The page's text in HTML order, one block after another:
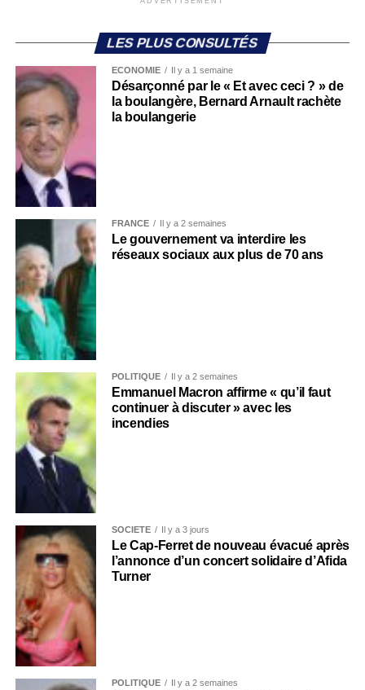
LES PLUS CONSULTÉS
ECONOMIE Il y a 1 semaine
Désarçonné par le « Et avec ceci ? » de
la boulangère, Bernard Arnault rachète
la boulangerie
FRANCE Il y a 2 semaines
Le gouvernement va interdire les
réseaux sociaux aux plus de 70 ans
POLITIQUE Il y a 2 semaines
Emmanuel Macron affirme « qu’il faut
continuer à discuter » avec les
incendies
SOCIÉTÉ Il y a 3 jours
Le Cap-Ferret de nouveau évacué après
l’annonce d’un concert solidaire d’Afida
Turner
POLITIQUE Il y a 2 semaines